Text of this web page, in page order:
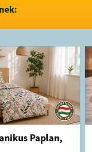
Paplan,